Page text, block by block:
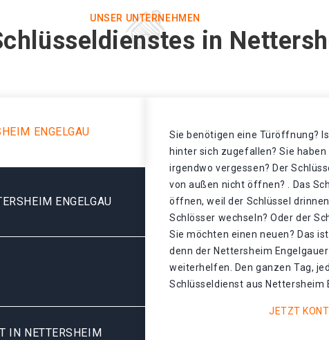
UNSER UNTERNEHMEN
in
ENGELGAU
ENGELGAU
IN NETTERSHEIM
Sie benötigen eine Türöffnung?
hinter sich zugefallen? Sie
irgendwo vergessen? Der
von außen nicht öffnen? . Das
öffnen, weil der Schlüssel
Schlösser wechseln? Oder der
Sie möchten einen neuen? Das
denn der Nettersheim
weiterhelfen. Den ganzen Tag,
Schlüsseldienst aus Nettersheim
JETZT